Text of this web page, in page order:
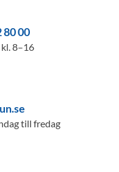
80 00
8–16
till fredag